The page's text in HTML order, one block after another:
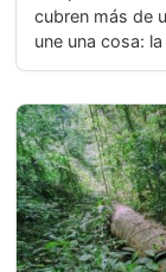
cubren más de
une una cosa: